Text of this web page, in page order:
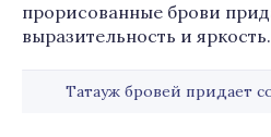
прорисованные брови
выразительность и яркость.
Татауж бровей придает